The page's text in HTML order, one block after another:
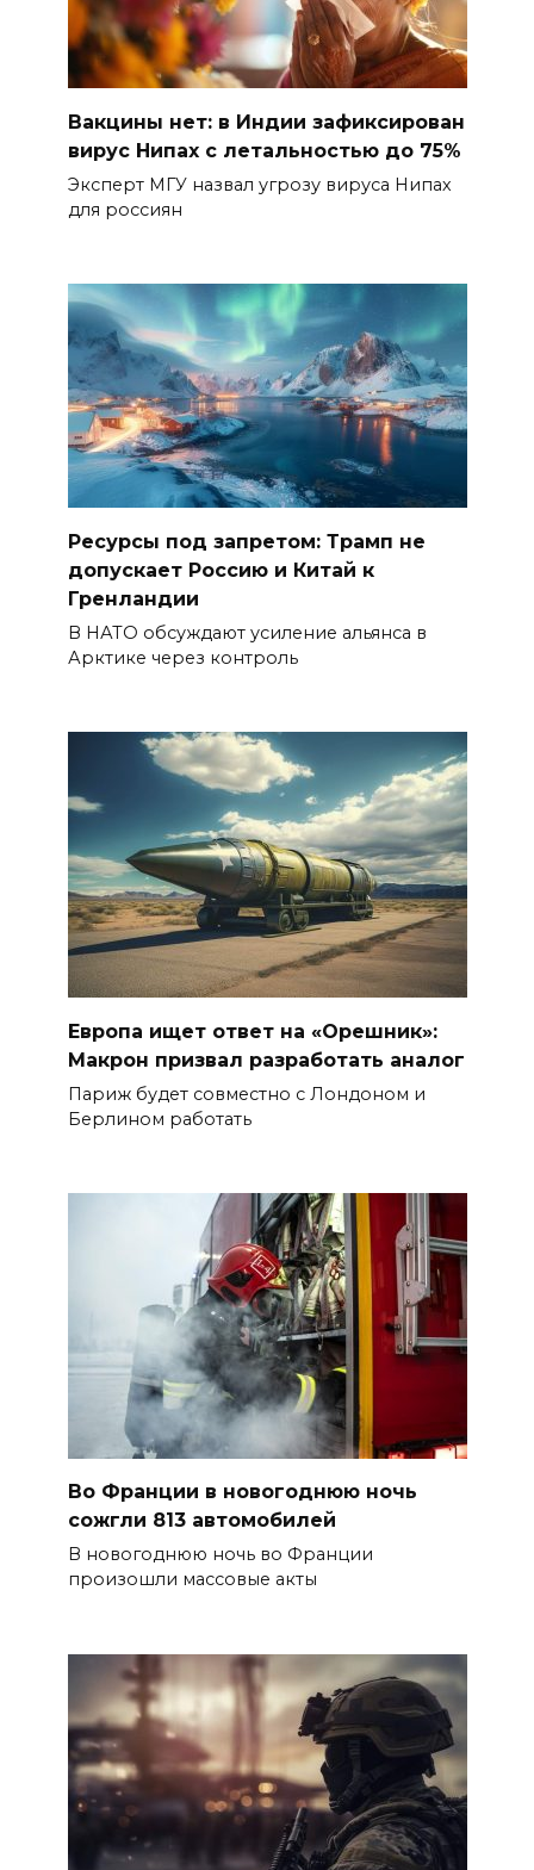
Вакцины нет: в Индии зафиксирован
вирус Нипах с летальностью до 75%
Эксперт МГУ назвал угрозу вируса Нипах
для россиян
Ресурсы под запретом: Трамп не
допускает Россию и Китай к
Гренландии
В НАТО обсуждают усиление альянса в
Арктике через контроль
Европа ищет ответ на «Орешник»:
Макрон призвал разработать аналог
Париж будет совместно с Лондоном и
Берлином работать
Во Франции в новогоднюю ночь
сожгли 813 автомобилей
В новогоднюю ночь во Франции
произошли массовые акты